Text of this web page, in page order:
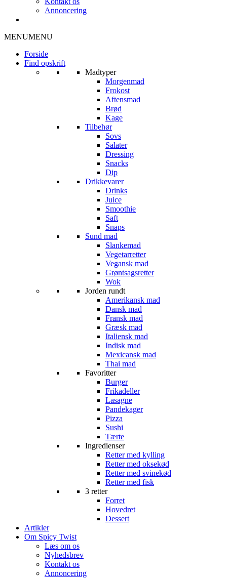
Annoncering
MENUMENU
Forside
Find opskrift
Madtyper
Morgenmad
Frokost
Aftensmad
Brød
Kage
Tilbehør
Sovs
Salater
Dressing
Snacks
Dip
Drikkevarer
Drinks
Juice
Smoothie
Saft
Snaps
Sund mad
Slankemad
Vegetarretter
Vegansk mad
Grøntsagsretter
Wok
Jorden rundt
Amerikansk mad
Dansk mad
Fransk mad
Græsk mad
Italiensk mad
Indisk mad
Mexicansk mad
Thai mad
Favoritter
Burger
Frikadeller
Lasagne
Pandekager
Pizza
Sushi
Tærte
Ingredienser
Retter med kylling
Retter med oksekød
Retter med svinekød
Retter med fisk
3 retter
Forret
Hovedret
Dessert
Artikler
Om Spicy Twist
Læs om os
Nyhedsbrev
Kontakt os
Annoncering